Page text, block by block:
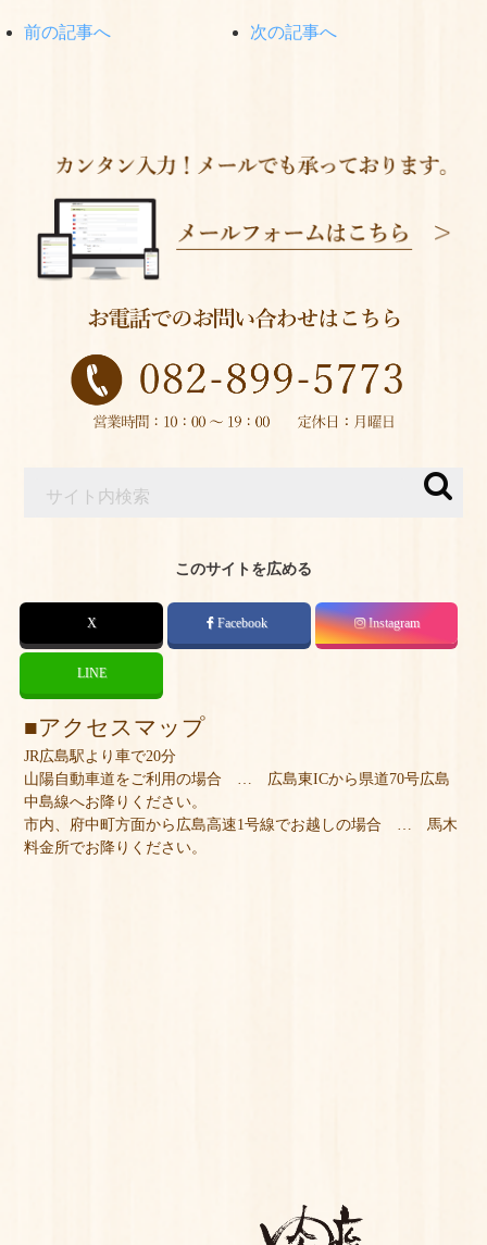
前の記事へ 次の記事へ
このサイトを広める
X Facebook Instagram
LINE
アクセスマップ
JR広島駅より車で20分
山陽自動車道をご利用の場合 … 広島東ICから県道70号広島
中島線へお降りください。
市内、府中町方面から広島高速1号線でお越しの場合 … 馬木
料金所でお降りください。